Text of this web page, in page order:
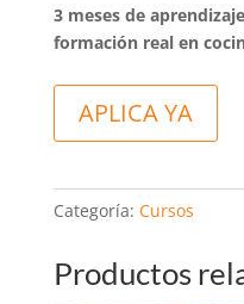
3 meses de
formación real en
APLICA YA
t
Categoría: Cursos
Productos